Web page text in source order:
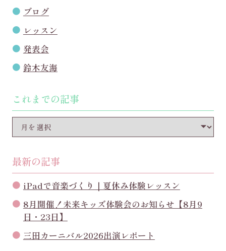
ブログ
レッスン
発表会
鈴木友海
これまでの記事
最新の記事
iPadで音楽づくり｜夏休み体験レッスン
8月開催！未来キッズ体験会のお知らせ【8月9
日・23日】
三田カーニバル2026出演レポート